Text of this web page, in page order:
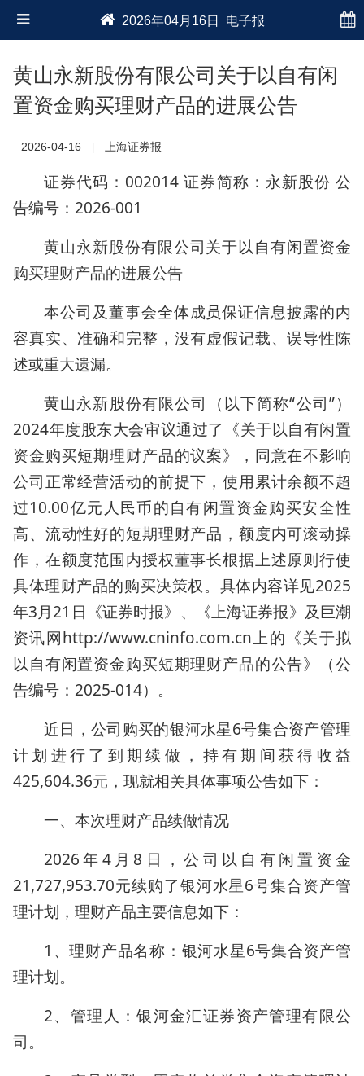
2026年04月16日 电子报
黄山永新股份有限公司关于以自有闲
置资金购买理财产品的进展公告
2026-04-16 上海证券报
证券代码：002014 证券简称：永新股份 公
告编号：2026-001
黄山永新股份有限公司关于以自有闲置资金
购买理财产品的进展公告
本公司及董事会全体成员保证信息披露的内
容真实、准确和完整，没有虚假记载、误导性陈
述或重大遗漏。
黄山永新股份有限公司（以下简称“公司”）
2024年度股东大会审议通过了《关于以自有闲置
资金购买短期理财产品的议案》，同意在不影响
公司正常经营活动的前提下，使用累计余额不超
过10.00亿元人民币的自有闲置资金购买安全性
高、流动性好的短期理财产品，额度内可滚动操
作，在额度范围内授权董事长根据上述原则行使
具体理财产品的购买决策权。具体内容详见2025
年3月21日《证券时报》、《上海证券报》及巨潮
资讯网http://www.cninfo.com.cn上的《关于拟
以自有闲置资金购买短期理财产品的公告》（公
告编号：2025-014）。
近日，公司购买的银河水星6号集合资产管理
计划进行了到期续做，持有期间获得收益
425,604.36元，现就相关具体事项公告如下：
一、本次理财产品续做情况
2026年4月8日，公司以自有闲置资金
21,727,953.70元续购了银河水星6号集合资产管
理计划，理财产品主要信息如下：
1、理财产品名称：银河水星6号集合资产管
理计划。
2、管理人：银河金汇证券资产管理有限公
司。